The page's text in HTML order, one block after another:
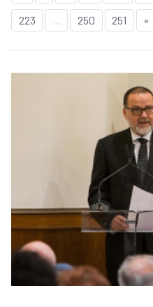
223 ... 250 251 »